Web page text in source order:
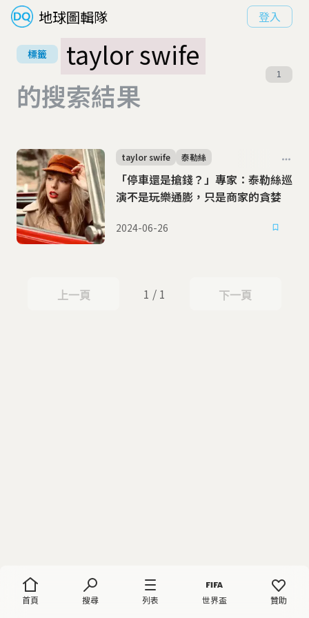
地球圖輯隊 登入
首頁 搜尋 列表 世界盃 贊助
標籤
taylor swife
的搜索結果
1
「停車還是搶錢？」專家：泰勒絲巡
演不是玩樂通膨，只是商家的貪婪
taylor swife 泰勒絲
2024-06-26
上一頁
上一頁 1 / 1 下一頁
下一頁